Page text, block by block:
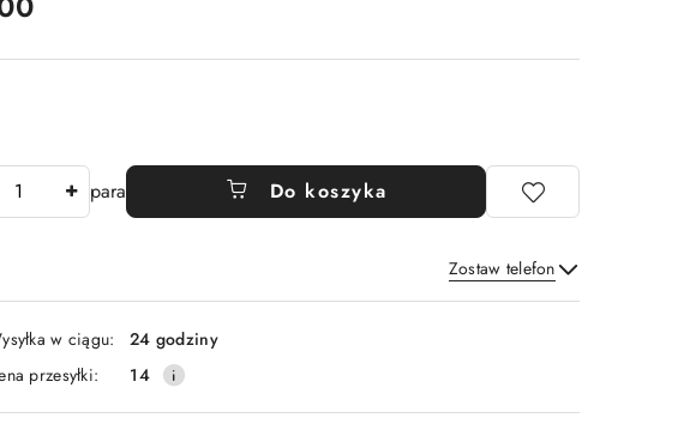
para Do koszyka
Zostaw telefon
Wyślij
w ciągu:
24 godziny
przesyłki:
14